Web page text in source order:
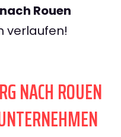
Rouen
verlaufen!
NACH ROUEN